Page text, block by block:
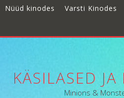
Nüüd kinodes Varsti Kinodes
KÄSILASED
Minions &